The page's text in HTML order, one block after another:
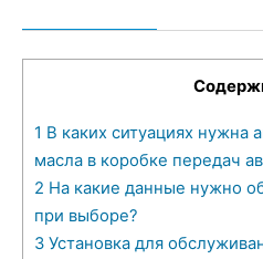
1 В каких ситуациях нужна
масла в коробке передач
2 На какие данные нужно
при выборе?
3 Установка для